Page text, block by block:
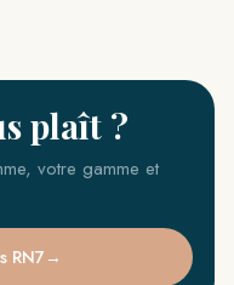
plaît ?
votre gamme et
RN7